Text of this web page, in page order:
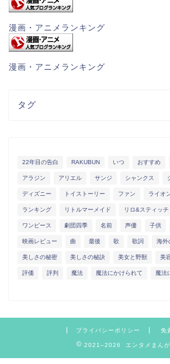
漫画・アニメランキング
漫画・アニメランキング
タグ
22年目の告白 RAKUBUN いつ おすすめ
アラジン アリエル サンジ シャンクス
ディズニー トイストーリー ファン ライオ
ランキング リトルマーメイド リロ&スティッチ
ワンピース 劇団四季 名前 声優 子供
映画レビュー 曲 最後 歌 歌詞 海外
美しさの秘密 美しさの秘訣 美女と野獣 美
評価 評判 魔法 魔法にかけられて 魔法
プライバシーポリシー 免
2021–2026 エンタメまん